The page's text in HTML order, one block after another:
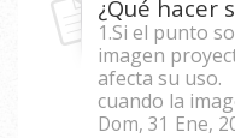
1.Si el punto
imagen
afecta su uso.
cuando la
Dom, 31 Ene,